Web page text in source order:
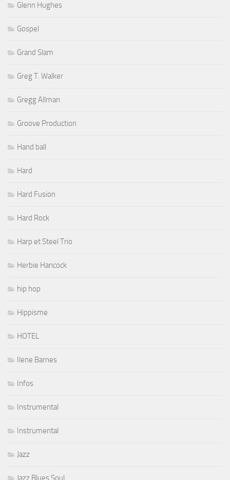
Glenn Hughes
Gospel
Grand Slam
Greg T. Walker
Gregg Allman
Groove Production
Hand ball
Hard
Hard Fusion
Hard Rock
Harp et Steel Trio
Herbie Hancock
hip hop
Hippisme
HOTEL
Ilene Barnes
Infos
Instrumental
Instrumental
Jazz
Jazz Blues Soul